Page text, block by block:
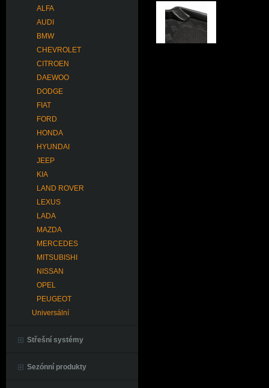
ALFA
AUDI
BMW
CHEVROLET
CITROEN
DAEWOO
DODGE
FIAT
FORD
HONDA
HYUNDAI
JEEP
KIA
LAND ROVER
LEXUS
LADA
MAZDA
MERCEDES
MITSUBISHI
NISSAN
OPEL
PEUGEOT
Universální
Střešní systémy
Sezónní produkty